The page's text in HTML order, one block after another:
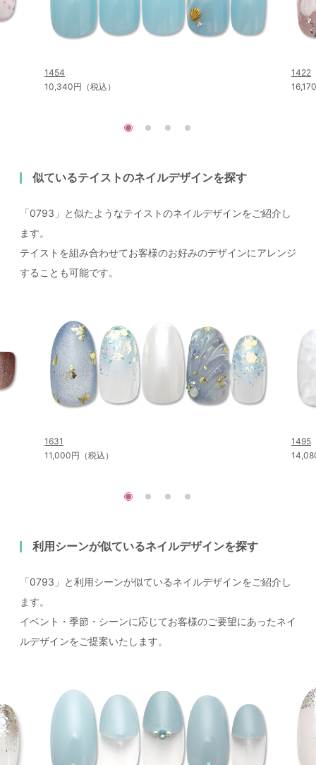
1454
10,340円（税込）
1422
似ているテイストのネイルデザインを探す
「0793」と似たようなテイストのネイルデザインをご紹介し
ます。
テイストを組み合わせてお客様のお好みのデザインにアレンジ
することも可能です。
1631
11,000円（税込）
1495
利用シーンが似ているネイルデザインを探す
「0793」と利用シーンが似ているネイルデザインをご紹介し
ます。
イベント・季節・シーンに応じてお客様のご要望にあったネイ
ルデザインをご提案いたします。